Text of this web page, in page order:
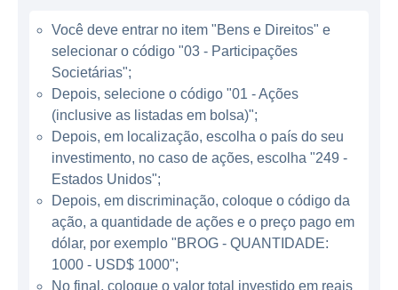
uma solução completa para empresas do
setor, que dependem de operações seguras
e eficientes para suas atividades diárias.
ATUAÇÃO DA BROOGE HOLDINGS
A atuação da Brooge Holdings é
majoritariamente concentrada em setores
que envolvem o transporte e
armazenamento de combustíveis,
principalmente em áreas estratégicas para a
Você deve entrar no item "Bens e Direitos" e
selecionar o código "03 - Participações
Societárias";
Depois, selecione o código "01 - Ações
(inclusive as listadas em bolsa)";
Depois, em localização, escolha o país do seu
investimento, no caso de ações, escolha "249 -
Estados Unidos";
Depois, em discriminação, coloque o código da
ação, a quantidade de ações e o preço pago em
dólar, por exemplo "BROG - QUANTIDADE:
1000 - USD$ 1000";
No final, coloque o valor total investido em reais